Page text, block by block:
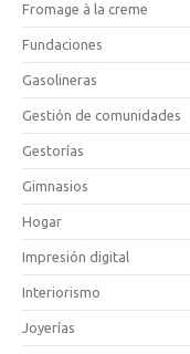
Fromage à la creme
Fundaciones
Gasolineras
Gestión de comunidades
Gestorías
Gimnasios
Hogar
Impresión digital
Interiorismo
Joyerías